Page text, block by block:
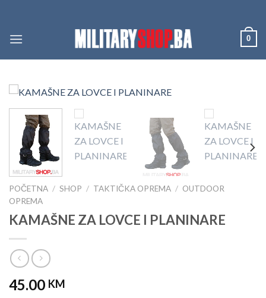
content
0
POČETNA / SHOP / TAKTIČKA OPREMA / OUTDOOR
OPREMA
KAMAŠNE ZA LOVCE I PLANINARE
45.00 KM